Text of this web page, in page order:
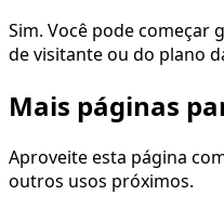
Sim. Você pode começar
de visitante ou do plano
Mais páginas
Aproveite esta página
outros usos próximos.